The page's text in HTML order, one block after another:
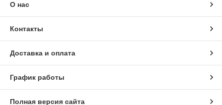
О нас
Контакты
Доставка и оплата
График работы
Полная версия сайта